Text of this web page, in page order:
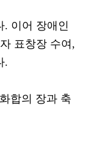
. 이어 장애인
표창장 수여,
.
합의 장과 축